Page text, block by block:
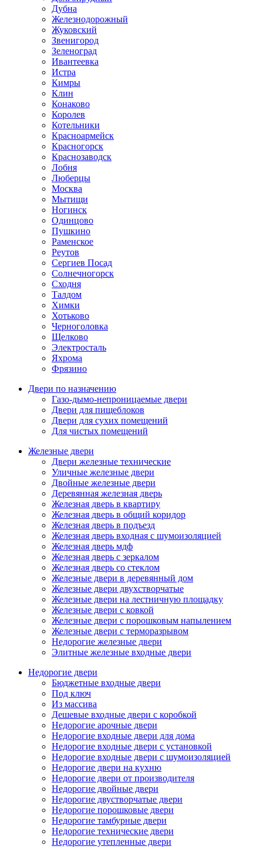
Дубна
Железнодорожный
Жуковский
Звенигород
Зеленоград
Ивантеевка
Истра
Кимры
Клин
Конаково
Королев
Котельники
Красноармейск
Красногорск
Краснозаводск
Лобня
Люберцы
Москва
Мытищи
Ногинск
Одинцово
Пушкино
Раменское
Реутов
Сергиев Посад
Солнечногорск
Сходня
Талдом
Химки
Хотьково
Черноголовка
Щелково
Электросталь
Яхрома
Фрязино
Двери по назначению
Газо-дымо-непроницаемые двери
Двери для пищеблоков
Двери для сухих помещений
Для чистых помещений
Железные двери
Двери железные технические
Уличные железные двери
Двойные железные двери
Деревянная железная дверь
Железная дверь в квартиру
Железная дверь в общий коридор
Железная дверь в подъезд
Железная дверь входная с шумоизоляцией
Железная дверь мдф
Железная дверь с зеркалом
Железная дверь со стеклом
Железные двери в деревянный дом
Железные двери двухстворчатые
Железные двери на лестничную площадку
Железные двери с ковкой
Железные двери с порошковым напылением
Железные двери с терморазрывом
Недорогие железные двери
Элитные железные входные двери
Недорогие двери
Бюджетные входные двери
Под ключ
Из массива
Дешевые входные двери с коробкой
Недорогие арочные двери
Недорогие входные двери для дома
Недорогие входные двери с установкой
Недорогие входные двери с шумоизоляцией
Недорогие двери на кухню
Недорогие двери от производителя
Недорогие двойные двери
Недорогие двустворчатые двери
Недорогие порошковые двери
Недорогие тамбурные двери
Недорогие технические двери
Недорогие утепленные двери